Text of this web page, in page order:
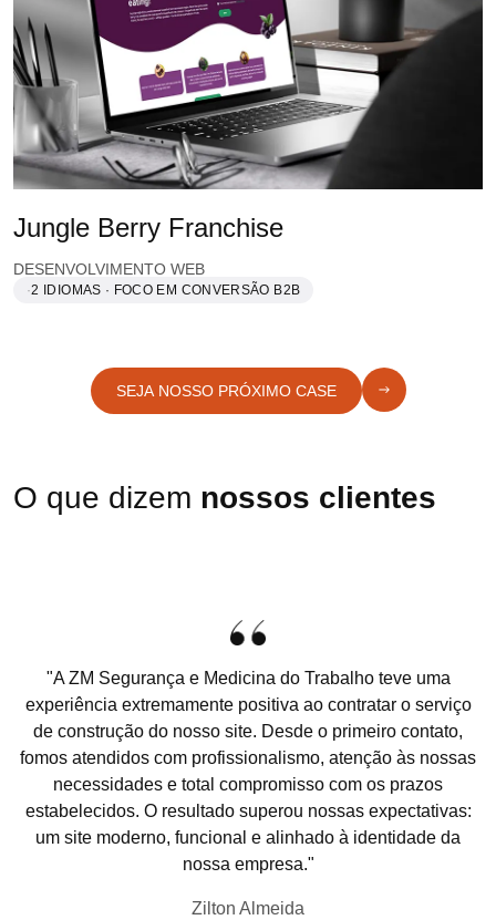
Jungle Berry Franchise
DESENVOLVIMENTO WEB
2 IDIOMAS · FOCO EM CONVERSÃO B2B
SEJA NOSSO PRÓXIMO CASE
O que dizem nossos clientes
"A ZM Segurança e Medicina do Trabalho teve uma
experiência extremamente positiva ao contratar o serviço
de construção do nosso site. Desde o primeiro contato,
fomos atendidos com profissionalismo, atenção às nossas
necessidades e total compromisso com os prazos
estabelecidos. O resultado superou nossas expectativas:
um site moderno, funcional e alinhado à identidade da
nossa empresa."
Zilton Almeida